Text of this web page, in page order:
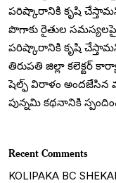
పరిష్కారానికి కృషి
పొగాకు రైతుల
పరిష్కారానికి కృషి
తిరుపతి జిల్లా కలెక్టర్
షెల్ఫ్ విరాళం అందజేసిన
పున్నమి కథనానికి
Recent Comments
KOLIPAKA BC